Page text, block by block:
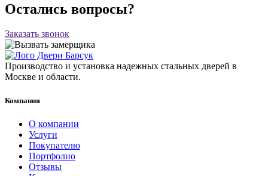
Остались вопросы?
Заказать звонок
Производство и установка надежных стальных дверей в
Москве и области.
Компания
О компании
Услуги
Покупателю
Портфолио
Отзывы